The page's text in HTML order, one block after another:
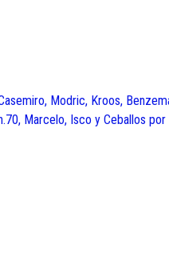
Modric, Kroos,
Marcelo, Isco y Ceballos